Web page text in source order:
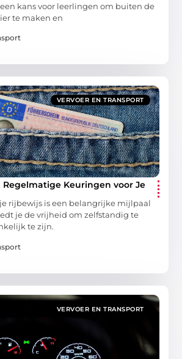
kans voor leerlingen om buiten de
te maken en
VERVOER EN TRANSPORT
Regelmatige Keuringen voor Je
rijbewijs is een belangrijke mijlpaal
je de vrijheid om zelfstandig te
te zijn.
VERVOER EN TRANSPORT